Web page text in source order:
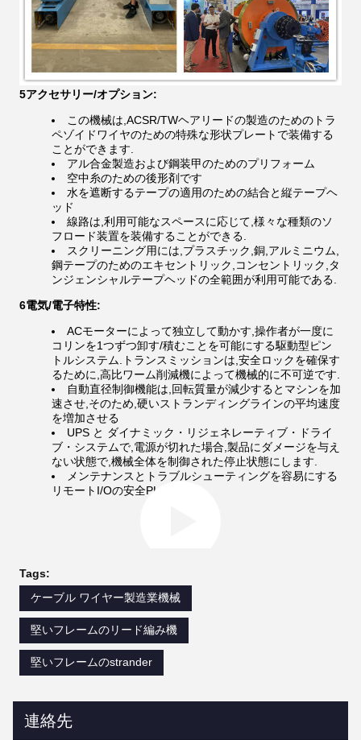
5アクセサリー/オプション:
この機械は,ACSR/TWヘアリードの製造のためのトラ
ペゾイドワイヤのための特殊な形状プレートで装備する
ことができます.
アル合金製造および鋼装甲のためのプリフォーム
空中糸のための後形剤です
水を遮断するテープの適用のための結合と縦テープヘ
ッド
線路は,利用可能なスペースに応じて,様々な種類のソ
フロード装置を装備することができる.
スクリーニング用には,プラスチック,銅,アルミニウム,
鋼テープのためのエキセントリック,コンセントリック,タ
ンジェンシャルテープヘッドの全範囲が利用可能である.
6電気/電子特性:
ACモーターによって独立して動かす,操作者が一度に
コリンを1つずつ卸す/積むことを可能にする駆動型ピン
トルシステム.トランスミッションは,安全ロックを確保す
るために,高比ワーム削減機によって機械的に不可逆です.
自動直径制御機能は,回転質量が減少するとマシンを加
速させ,そのため,硬いストランディングラインの平均速度
を増加させる
UPS と ダイナミック・リジェネレーティブ・ドライ
ブ・システムで,電源が切れた場合,製品にダメージを与え
ない状態で,機械全体を制御された停止状態にします.
メンテナンスとトラブルシューティングを容易にする
リモートI/Oの安全PLC.
Tags:
ケーブル ワイヤー製造業機械
堅いフレームのリード編み機
堅いフレームのstrander
連絡先